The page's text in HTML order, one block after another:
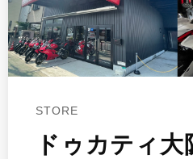
STORE
ドゥカティ大